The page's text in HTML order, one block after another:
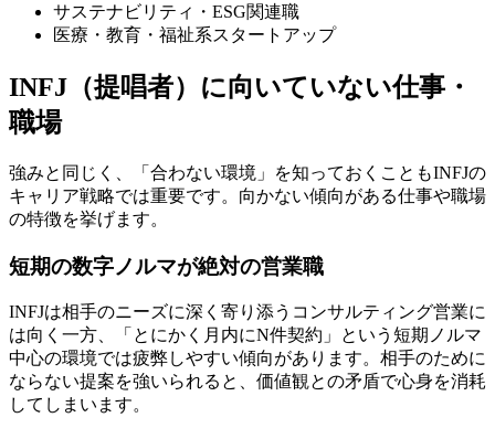
サステナビリティ・ESG関連職
医療・教育・福祉系スタートアップ
INFJ（提唱者）に向いていない仕事・
職場
強みと同じく、「合わない環境」を知っておくこともINFJの
キャリア戦略では重要です。向かない傾向がある仕事や職場
の特徴を挙げます。
短期の数字ノルマが絶対の営業職
INFJは相手のニーズに深く寄り添うコンサルティング営業に
は向く一方、「とにかく月内にN件契約」という短期ノルマ
中心の環境では疲弊しやすい傾向があります。相手のために
ならない提案を強いられると、価値観との矛盾で心身を消耗
してしまいます。